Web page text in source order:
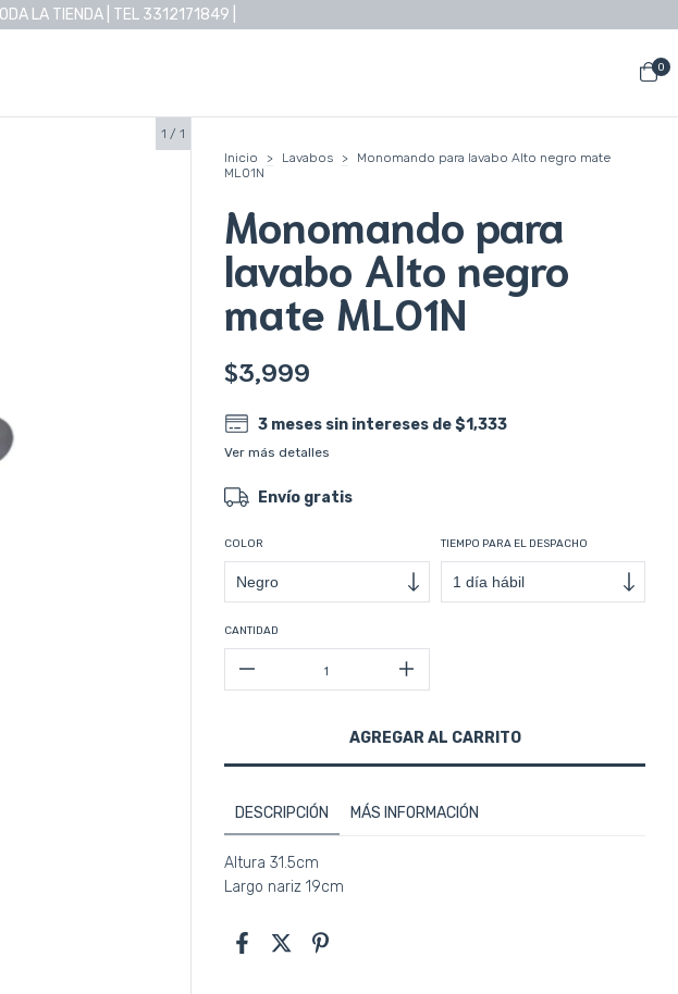
LA TIENDA | TEL 3312171849 |
0
1 / 1
Inicio
> Lavabos >
Monomando para lavabo Alto negro mate
ML01N
Monomando para
lavabo Alto negro
mate ML01N
$3,999
3 meses sin intereses de$1,333
Ver más detalles
Envío gratis
COLOR TIEMPO PARA EL DESPACHO
CANTIDAD
DESCRIPCIÓN MÁS INFORMACIÓN
Altura 31.5cm
Largo nariz 19cm